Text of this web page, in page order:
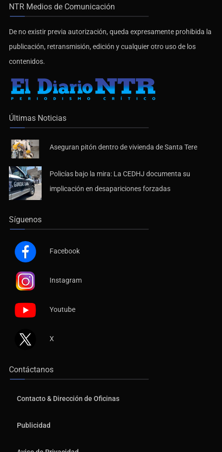
NTR Medios de Comunicación
De no existir previa autorización, queda expresamente prohibida la
publicación, retransmisión, edición y cualquier otro uso de los
contenidos.
Últimas Noticias
Aseguran pitón dentro de vivienda de Santa Tere
Policías bajo la mira: La CEDHJ documenta su
implicación en desapariciones forzadas
Síguenos
Facebook
Instagram
Youtube
X
Contáctanos
Contacto & Dirección de Oficinas
Publicidad